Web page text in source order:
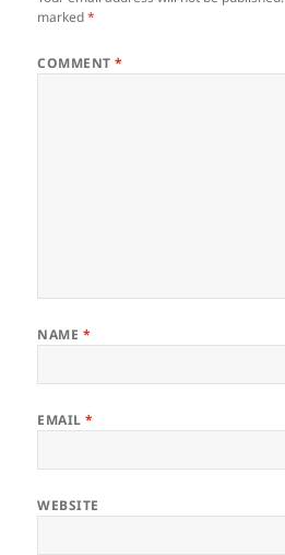
marked*
COMMENT*
NAME *
EMAIL*
WEBSITE